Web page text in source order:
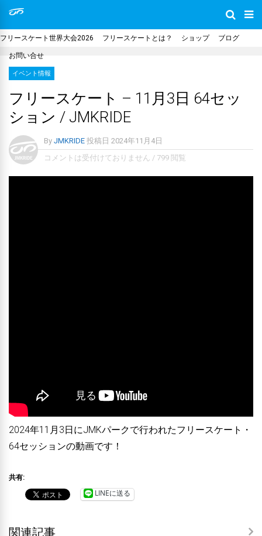
フリースケート世界大会2026 フリースケートとは？ ショップ ブログ
お問い合せ
イベント情報
フリースケート – 11月3日 64セッ
ション / JMKRIDE
By JMKRIDE 投稿日 2024年11月4日
コメントは受付けておりません / 799 閲覧
2024年11月3日にJMKパークで行われたフリースケート・
64セッションの動画です！
共有:
LINEに送る
関連記事